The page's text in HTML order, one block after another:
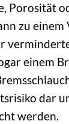
Porosität
zu
einem
dar
werden.